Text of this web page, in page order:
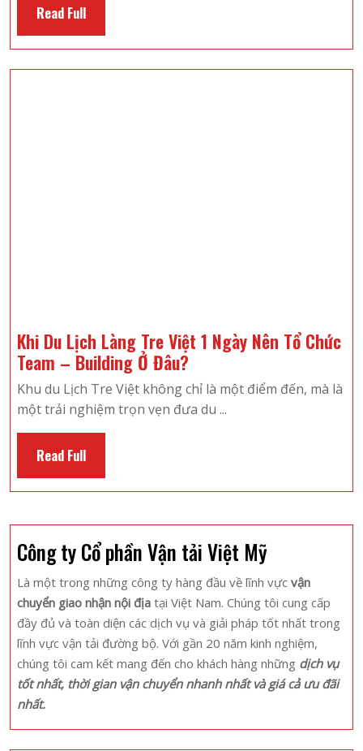
Hoàn
Hảo
Read FullRead
Full
Khi Du Lịch Làng Tre Việt 1 Ngày Nên Tổ Chức
Team – Building Ở Đâu?
Du
Lịch
Ngày
Tổ
Chức
Team
–
Building
Ở
Đâu?
Khu du Lịch Tre Việt không chỉ là một điểm đến, mà là
một trải nghiệm trọn vẹn đưa du ...
Read FullRead
Full
Công ty Cổ phần Vận tải Việt Mỹ
Là một trong những công ty hàng đầu về lĩnh vực vận
chuyển giao nhận nội địa tại Việt Nam. Chúng tôi cung cấp
đầy đủ và toàn diện các dịch vụ và giải pháp tốt nhất trong
lĩnh vực vận tải đường bộ. Với gần 20 năm kinh nghiệm,
chúng tôi cam kết mang đến cho khách hàng những dịch vụ
tốt nhất, thời gian vận chuyển nhanh nhất và giá cả ưu đãi
nhất.